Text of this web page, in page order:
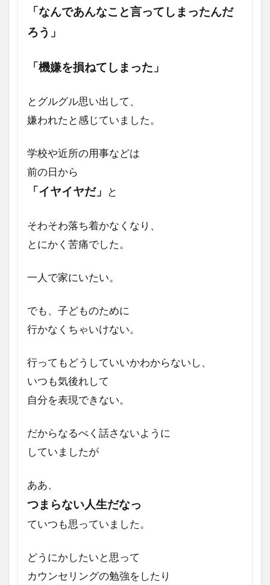
2
コー
グを
受け
体的
のよ
効果
りま
した
か？
3
ー
ン
受
け
て
族
の
関
ど
の
に
変
し
し
た
か?
「なんであんなこと言ってしまったんだ
ろう」
「機嫌を損ねてしまった」
とグルグル思い出して、
嫌われたと感じていました。
学校や近所の用事などは
前の日から
「イヤイヤだ」 と
そわそわ落ち着かなくなり、
とにかく苦痛でした。
一人で家にいたい。
でも、子どものために
行かなくちゃいけない。
行ってもどうしていいかわからないし、
いつも気後れして
自分を表現できない。
だからなるべく 話さないように
していましたが
ああ、
つまらない人生だなっ
ていつも思っていました。
どうにかしたいと思って
カウンセリングの勉強をしたり